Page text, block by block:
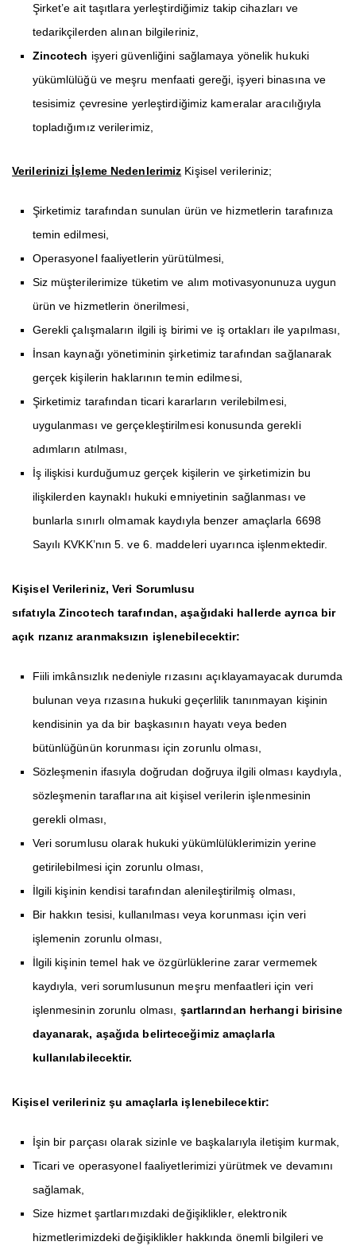
Şirket’e ait taşıtlara yerleştirdiğimiz takip cihazları ve
tedarikçilerden alınan bilgileriniz,
Zincotech işyeri güvenliğini sağlamaya yönelik hukuki
yükümlülüğü ve meşru menfaati gereği, işyeri binasına ve
tesisimiz çevresine yerleştirdiğimiz kameralar aracılığıyla
topladığımız verilerimiz,
Verilerinizi İşleme Nedenlerimiz Kişisel verileriniz;
Şirketimiz tarafından sunulan ürün ve hizmetlerin tarafınıza
temin edilmesi,
Operasyonel faaliyetlerin yürütülmesi,
Siz müşterilerimize tüketim ve alım motivasyonunuza uygun
ürün ve hizmetlerin önerilmesi,
Gerekli çalışmaların ilgili iş birimi ve iş ortakları ile yapılması,
İnsan kaynağı yönetiminin şirketimiz tarafından sağlanarak
gerçek kişilerin haklarının temin edilmesi,
Şirketimiz tarafından ticari kararların verilebilmesi,
uygulanması ve gerçekleştirilmesi konusunda gerekli
adımların atılması,
İş ilişkisi kurduğumuz gerçek kişilerin ve şirketimizin bu
ilişkilerden kaynaklı hukuki emniyetinin sağlanması ve
bunlarla sınırlı olmamak kaydıyla benzer amaçlarla 6698
Sayılı KVKK’nın 5. ve 6. maddeleri uyarınca işlenmektedir.
Kişisel Verileriniz, Veri Sorumlusu
sıfatıyla Zincotech tarafından, aşağıdaki hallerde ayrıca bir
açık rızanız aranmaksızın işlenebilecektir:
Fiili imkânsızlık nedeniyle rızasını açıklayamayacak durumda
bulunan veya rızasına hukuki geçerlilik tanınmayan kişinin
kendisinin ya da bir başkasının hayatı veya beden
bütünlüğünün korunması için zorunlu olması,
Sözleşmenin ifasıyla doğrudan doğruya ilgili olması kaydıyla,
sözleşmenin taraflarına ait kişisel verilerin işlenmesinin
gerekli olması,
Veri sorumlusu olarak hukuki yükümlülüklerimizin yerine
getirilebilmesi için zorunlu olması,
İlgili kişinin kendisi tarafından alenileştirilmiş olması,
Bir hakkın tesisi, kullanılması veya korunması için veri
işlemenin zorunlu olması,
İlgili kişinin temel hak ve özgürlüklerine zarar vermemek
kaydıyla, veri sorumlusunun meşru menfaatleri için veri
işlenmesinin zorunlu olması, şartlarından herhangi birisine
dayanarak, aşağıda belirteceğimiz amaçlarla
kullanılabilecektir.
Kişisel verileriniz şu amaçlarla işlenebilecektir:
İşin bir parçası olarak sizinle ve başkalarıyla iletişim kurmak,
Ticari ve operasyonel faaliyetlerimizi yürütmek ve devamını
sağlamak,
Size hizmet şartlarımızdaki değişiklikler, elektronik
hizmetlerimizdeki değişiklikler hakkında önemli bilgileri ve